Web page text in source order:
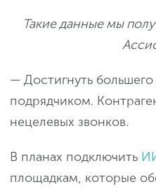
Такие данные мы
— Достигнуть
подрядчиком.
нецелевых звонков.
В планах подключить
площадкам, которые